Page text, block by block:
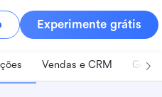
Experimente grátis
Vendas e CRM